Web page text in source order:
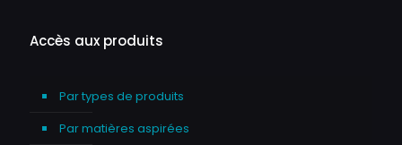
Accès aux produits
Par types de produits
Par matières aspirées